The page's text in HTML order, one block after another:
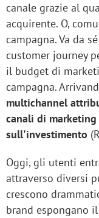
canale grazie al
acquirente. O,
campagna. Va da
customer journey
il budget di
campagna.
multichannel
canali di
sull'investimento
Oggi, gli utenti
attraverso diversi
crescono
brand espongano